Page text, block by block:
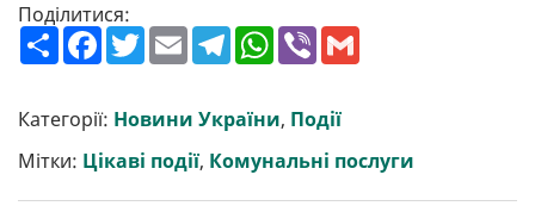
Поділитися:
П
о
р
и
т
и
F
a
b
o
o
k
T
w
t
e
r
E
m
l
T
e
g
r
a
m
W
h
s
A
p
p
V
r
Категорії: Новини України, Події
Мітки: Цікаві події, Комунальні послуги